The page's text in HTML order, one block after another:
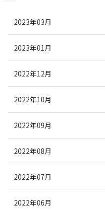
2023年03月
2023年01月
2022年12月
2022年10月
2022年09月
2022年08月
2022年07月
2022年06月